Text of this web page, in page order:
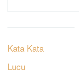
Kata Kata
Lucu